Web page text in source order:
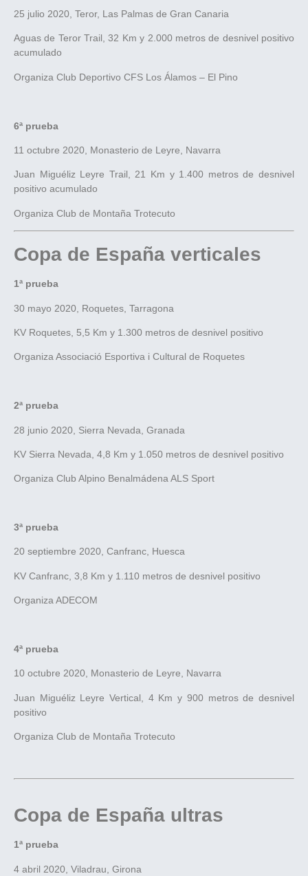
25 julio 2020, Teror, Las Palmas de Gran Canaria
Aguas de Teror Trail, 32 Km y 2.000 metros de desnivel positivo
acumulado
Organiza Club Deportivo CFS Los Álamos – El Pino
6ª prueba
11 octubre 2020, Monasterio de Leyre, Navarra
Juan Miguéliz Leyre Trail, 21 Km y 1.400 metros de desnivel
positivo acumulado
Organiza Club de Montaña Trotecuto
Copa de España verticales
1ª prueba
30 mayo 2020, Roquetes, Tarragona
KV Roquetes, 5,5 Km y 1.300 metros de desnivel positivo
Organiza Associació Esportiva i Cultural de Roquetes
2ª prueba
28 junio 2020, Sierra Nevada, Granada
KV Sierra Nevada, 4,8 Km y 1.050 metros de desnivel positivo
Organiza Club Alpino Benalmádena ALS Sport
3ª prueba
20 septiembre 2020, Canfranc, Huesca
KV Canfranc, 3,8 Km y 1.110 metros de desnivel positivo
Organiza ADECOM
4ª prueba
10 octubre 2020, Monasterio de Leyre, Navarra
Juan Miguéliz Leyre Vertical, 4 Km y 900 metros de desnivel
positivo
Organiza Club de Montaña Trotecuto
Copa de España ultras
1ª prueba
4 abril 2020, Viladrau, Girona